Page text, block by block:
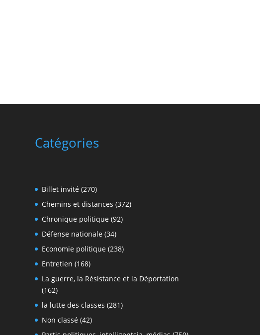
Catégories
Billet invité(270)
Chemins et distances (372)
Chronique politique(92)
Défense nationale(34)
Economie politique(238)
Entretien (168)
La guerre, la Résistance et la Déportation
(162)
la lutte des classes (281)
Non classé(42)